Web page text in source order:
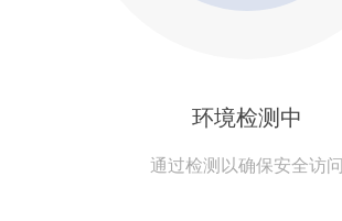
环境检测中
通过检测以确保安全访问